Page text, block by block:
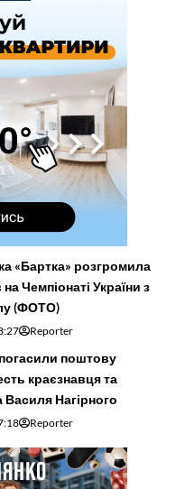
«Бартка» розгромила
Чемпіонаті України з
(ФОТО)
Reporter
поштову
краєзнавця та
Василя Нагірного
Reporter